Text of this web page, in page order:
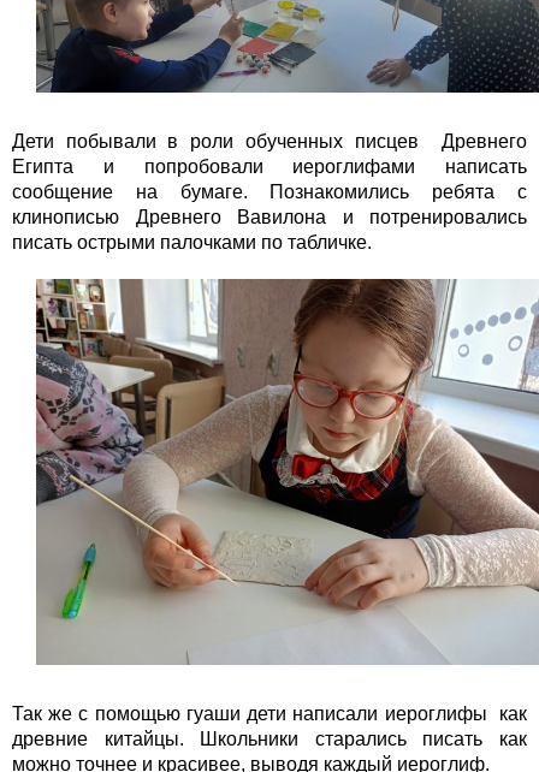
Дети побывали в роли обученных писцев Древнего
Египта и попробовали иероглифами написать
сообщение на бумаге. Познакомились ребята с
клинописью Древнего Вавилона и потренировались
писать острыми палочками по табличке.
Так же с помощью гуаши дети написали иероглифы как
древние китайцы. Школьники старались писать как
можно точнее и красивее, выводя каждый иероглиф.